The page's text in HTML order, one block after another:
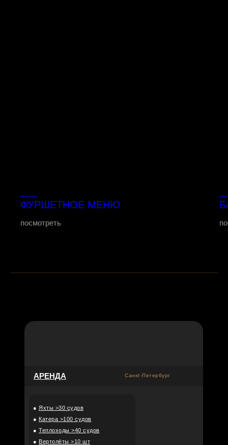
ФУРШЕТНОЕ МЕНЮ
посмотреть
АРЕНДА
● Яхты >30 судов
● Катера >100 судов
● Теплоходы >40 судов
● Вертолёты >10 шт
Санкт-Петербург